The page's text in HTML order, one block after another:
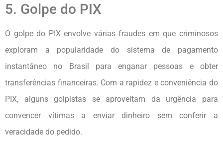
5. Golpe do PIX
O golpe do PIX envolve várias fraudes em que criminosos
exploram a popularidade do sistema de pagamento
instantâneo no Brasil para enganar pessoas e obter
transferências financeiras. Com a rapidez e conveniência do
PIX, alguns golpistas se aproveitam da urgência para
convencer vítimas a enviar dinheiro sem conferir a
veracidade do pedido.